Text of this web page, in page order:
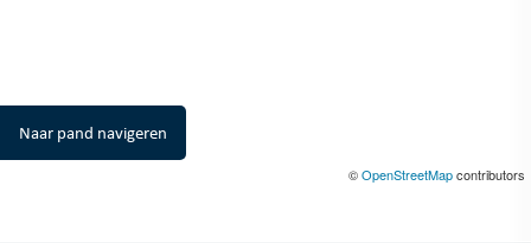
Naar pand navigeren
©OpenStreetMapcontributors